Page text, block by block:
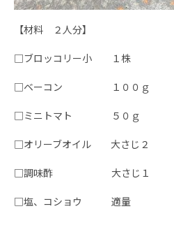
【材料 ２人分】
□ブロッコリー小 １株
□ベーコン １００ｇ
□ミニトマト ５０ｇ
□オリーブオイル 大さじ２
□調味酢 大さじ１
□塩、コショウ 適量